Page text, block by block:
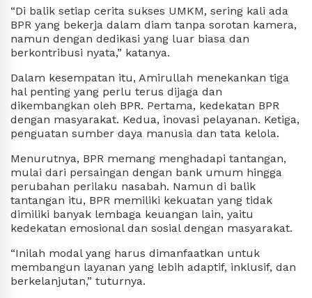
“Di balik setiap cerita sukses UMKM, sering kali ada
BPR yang bekerja dalam diam tanpa sorotan kamera,
namun dengan dedikasi yang luar biasa dan
berkontribusi nyata,” katanya.
Dalam kesempatan itu, Amirullah menekankan tiga
hal penting yang perlu terus dijaga dan
dikembangkan oleh BPR. Pertama, kedekatan BPR
dengan masyarakat. Kedua, inovasi pelayanan. Ketiga,
penguatan sumber daya manusia dan tata kelola.
Menurutnya, BPR memang menghadapi tantangan,
mulai dari persaingan dengan bank umum hingga
perubahan perilaku nasabah. Namun di balik
tantangan itu, BPR memiliki kekuatan yang tidak
dimiliki banyak lembaga keuangan lain, yaitu
kedekatan emosional dan sosial dengan masyarakat.
“Inilah modal yang harus dimanfaatkan untuk
membangun layanan yang lebih adaptif, inklusif, dan
berkelanjutan,” tuturnya.